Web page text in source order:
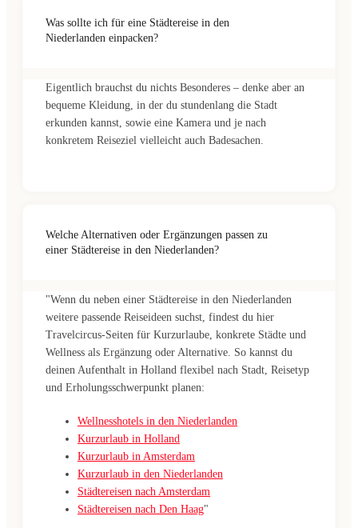
Was sollte ich für eine Städtereise in den
Niederlanden einpacken?
Eigentlich brauchst du nichts Besonderes – denke aber an
bequeme Kleidung, in der du stundenlang die Stadt
erkunden kannst, sowie eine Kamera und je nach
konkretem Reiseziel vielleicht auch Badesachen.
Welche Alternativen oder Ergänzungen passen zu
einer Städtereise in den Niederlanden?
"Wenn du neben einer Städtereise in den Niederlanden
weitere passende Reiseideen suchst, findest du hier
Travelcircus-Seiten für Kurzurlaube, konkrete Städte und
Wellness als Ergänzung oder Alternative. So kannst du
deinen Aufenthalt in Holland flexibel nach Stadt, Reisetyp
und Erholungsschwerpunkt planen:
Wellnesshotels in den Niederlanden
Kurzurlaub in Holland
Kurzurlaub in Amsterdam
Kurzurlaub in den Niederlanden
Städtereisen nach Amsterdam
Städtereisen nach Den Haag"